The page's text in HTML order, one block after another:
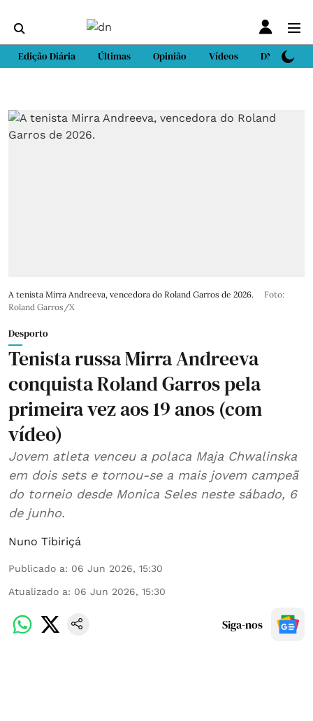
Edição Diária Últimas Opinião Vídeos DN Sport
A tenista Mirra Andreeva, vencedora do Roland Garros de 2026.
Foto:
Roland Garros/X
Desporto
Tenista russa Mirra Andreeva
conquista Roland Garros pela
primeira vez aos 19 anos (com
vídeo)
Jovem atleta venceu a polaca Maja Chwalinska
em dois sets e tornou-se a mais jovem campeã
do torneio desde Monica Seles neste sábado, 6
de junho.
Nuno Tibiriçá
Publicado a: 06 Jun 2026, 15:30
Atualizado a: 06 Jun 2026, 15:30
Siga-nos